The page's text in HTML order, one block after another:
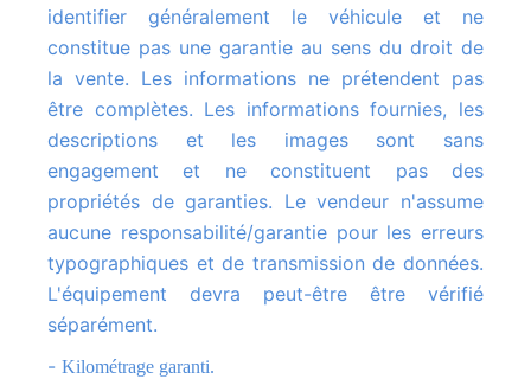
identifier généralement le véhicule et ne
constitue pas une garantie au sens du droit de
la vente. Les informations ne prétendent pas
être complètes. Les informations fournies, les
descriptions et les images sont sans
engagement et ne constituent pas des
propriétés de garanties. Le vendeur n'assume
aucune responsabilité/garantie pour les erreurs
typographiques et de transmission de données.
L'équipement devra peut-être être vérifié
séparément.
Kilométrage garanti.